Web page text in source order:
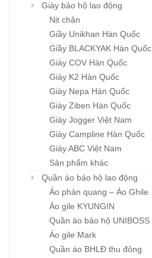
Giày bảo hộ lao động
Nịt chân
Giầy Unikhan Hàn Quốc
Giầy BLACKYAK Hàn Quốc
Giày COV Hàn Quốc
Giày K2 Hàn Quốc
Giày Nepa Hàn Quốc
Giày Ziben Hàn Quốc
Giày Jogger Việt Nam
Giày Campline Hàn Quốc
Giày ABC Việt Nam
Sản phẩm khác
Quần áo bảo hộ lao động
Áo phản quang – Áo Ghile
Áo gile KYUNGIN
Quần áo bảo hộ UNIBOSS
Áo gile Mark
Quần áo BHLĐ thu đông